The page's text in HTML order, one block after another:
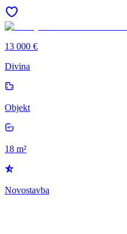
13 000 €
Divina
Objekt
18 m²
Novostavba